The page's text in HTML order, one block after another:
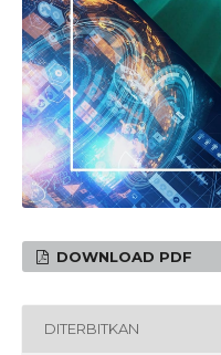
DOWNLOAD PDF
DITERBITKAN